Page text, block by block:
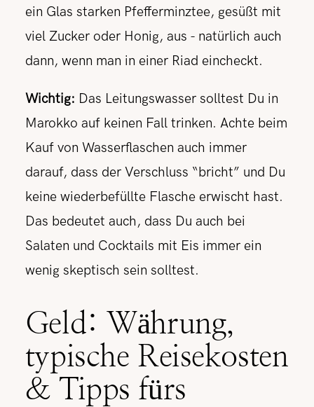
ein Glas starken Pfefferminztee, gesüßt mit
viel Zucker oder Honig, aus - natürlich auch
dann, wenn man in einer Riad eincheckt.
Wichtig: Das Leitungswasser solltest Du in
Marokko auf keinen Fall trinken. Achte beim
Kauf von Wasserflaschen auch immer
darauf, dass der Verschluss “bricht” und Du
keine wiederbefüllte Flasche erwischt hast.
Das bedeutet auch, dass Du auch bei
Salaten und Cocktails mit Eis immer ein
wenig skeptisch sein solltest.
Geld: Währung,
typische Reisekosten
& Tipps fürs